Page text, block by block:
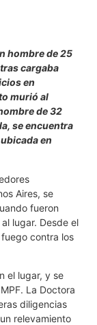
hombre de 25
cargaba
en
murió al
de 32
se encuentra
en
Aires, se
fueron
lugar. Desde el
contra los
el lugar, y se
La Doctora
diligencias
relevamiento